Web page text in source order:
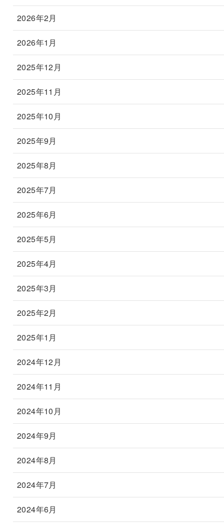
2026年2月
2026年1月
2025年12月
2025年11月
2025年10月
2025年9月
2025年8月
2025年7月
2025年6月
2025年5月
2025年4月
2025年3月
2025年2月
2025年1月
2024年12月
2024年11月
2024年10月
2024年9月
2024年8月
2024年7月
2024年6月